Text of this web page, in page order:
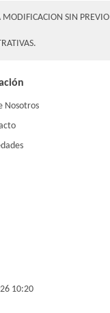
MODIFICACION SIN PREVIO
Nosotros
10:20